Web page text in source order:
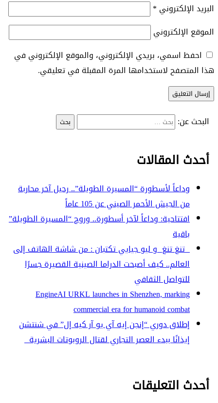
البريد الإلكتروني *
الموقع الإلكتروني
احفظ اسمي، بريدي الإلكتروني، والموقع الإلكتروني في
هذا المتصفح لاستخدامها المرة المقبلة في تعليقي.
البحث عن:
أحدث المقالات
وداعاً لأسطورة “المسيرة الطويلة”.. رحيل آخر محاربة
من الجيش الأحمر الصيني عن 105 عاماً
افتتاحية: وداعاً لآخر أسطورة.. وروح “المسيرة الطويلة”
باقية
تنغ تنغ و ليو جيايي تكتبان : من شاشة الهاتف إلى
العالم.. كيف أصبحت الدراما الصينية القصيرة جسرًا
للتواصل الثقافي
EngineAI URKL launches in Shenzhen, marking
commercial era for humanoid combat
إطلاق دوري “إنجن إيه آي يو آر كيه إل” في شنتشن
إيذانًا ببدء العصر التجاري لقتال الروبوتات البشرية
أحدث التعليقات